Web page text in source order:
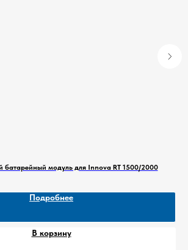
батарейный модуль для Innova RT 1500/2000
Подробнее
В корзину
Wildberries и
на
за покупки и
оплаты до 99%